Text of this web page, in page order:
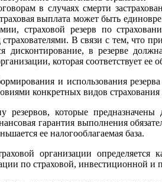
в случаях смерти
выплата может быть
страховой резерв по
страхователями. В связи с тем, что
дисконтирование, в резерве
которая соответствует ее
и использования
конкретных видов
резервов, которые
гарантия выполнения
ее налогооблагаемая база.
организации определяется
по страховой, инвестиционной и